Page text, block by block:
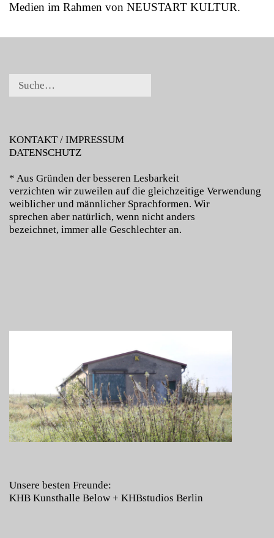
Medien im Rahmen von NEUSTART KULTUR.
KONTAKT / IMPRESSUM
DATENSCHUTZ
* Aus Gründen der besseren Lesbarkeit
verzichten wir zuweilen auf die gleichzeitige Verwendung
weiblicher und männlicher Sprachformen. Wir
sprechen aber natürlich, wenn nicht anders
bezeichnet, immer alle Geschlechter an.
Unsere besten Freunde:
KHB Kunsthalle Below + KHBstudios Berlin